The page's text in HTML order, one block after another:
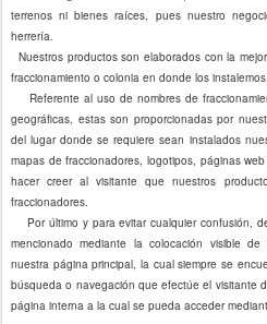
terrenos ni bienes raíces, pues nuestro
herrería.
Nuestros productos son elaborados con la
fraccionamiento o colonia en donde los instalemos.
Referente al uso de nombres de
geográficas, estas son proporcionadas por
del lugar donde se requiere sean instalados
mapas de fraccionadores, logotipos, páginas
hacer creer al visitante que nuestros
fraccionadores.
Por último y para evitar cualquier confusión,
mencionado mediante la colocación visible
nuestra página principal, la cual siempre se
búsqueda o navegación que efectúe el visitante
página interna a la cual se pueda acceder